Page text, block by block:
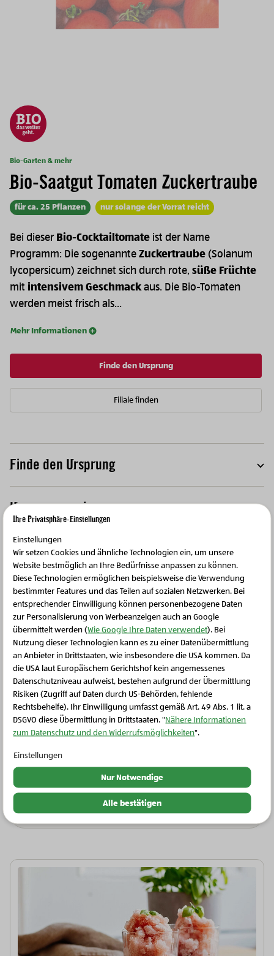
Bio-Garten & mehr
Bio-Saatgut Tomaten Zuckertraube
für ca. 25 Pflanzen nur solange der Vorrat reicht
Bei dieser Bio-Cocktailtomate ist der Name
Programm: Die sogenannte Zuckertraube (Solanum
lycopersicum) zeichnet sich durch rote, süße Früchte
mit intensivem Geschmackaus. Die Bio-Tomaten
werden meist frisch als...
Mehr Informationen
Finde den Ursprung
Filiale finden
Finde den Ursprung
Ursprungsregion
Weitere Produkte
Bio-Garten & mehr
Bio-Saatgut Basilikum Genoveser
Schließen Sie dieses Feld
Ihre Privatsphäre-Einstellungen
Einstellungen
Wir setzen Cookies und ähnliche Technologien ein, um unsere
Website bestmöglich an Ihre Bedürfnisse anpassen zu können.
Diese Technologien ermöglichen beispielsweise die Verwendung
bestimmter Features und das Teilen auf sozialen Netzwerken. Bei
entsprechender Einwilligung können personenbezogene Daten
zur Personalisierung von Werbeanzeigen auch an Google
übermittelt werden (Wie Google Ihre Daten verwendet). Bei
Nutzung dieser Technologien kann es zu einer Datenübermittlung
an Anbieter in Drittstaaten, wie insbesondere die USA kommen. Da
die USA laut Europäischem Gerichtshof kein angemessenes
Datenschutzniveau aufweist, bestehen aufgrund der Übermittlung
Risiken (Zugriff auf Daten durch US-Behörden, fehlende
Rechtsbehelfe). Ihr Einwilligung umfasst gemäß Art. 49 Abs. 1 lit. a
DSGVO diese Übermittlung in Drittstaaten. "Nähere Informationen
zum Datenschutz und den Widerrufsmöglichkeiten".
Einstellungen
Nur Notwendige
Alle bestätigen